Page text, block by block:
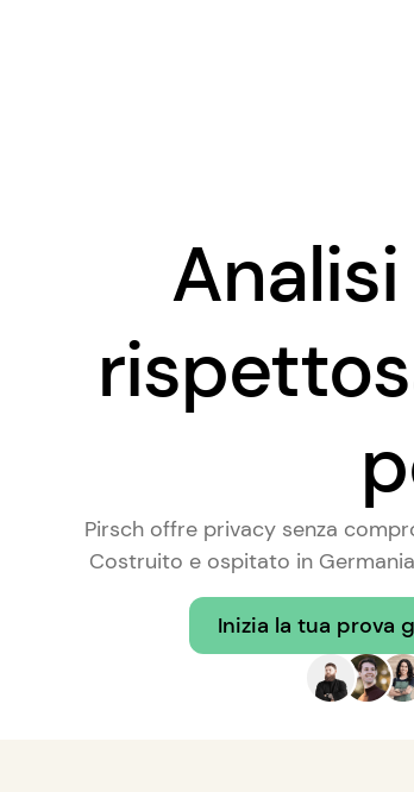
Pirsch offre privacy senza
Costruito e ospitato in
Inizia la tua prova